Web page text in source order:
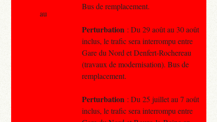
Bus de remplacement.
Perturbation : Du 29 août au 30 août
inclus, le trafic sera interrompu entre
Gare du Nord et Denfert-Rochereau
(travaux de modernisation). Bus de
remplacement.
Perturbation : Du 25 juillet au 7 août
inclus, le trafic sera interrompu entre
au